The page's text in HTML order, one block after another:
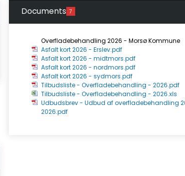
Documents 7
Overfladebehandling 2026 - Morsø Kommune
Asfalt kort 2026 - Erslev.pdf
Asfalt kort 2026 - midtmors.pdf
Asfalt kort 2026 - nordmors.pdf
Asfalt kort 2026 - sydmors.pdf
Tilbudsliste - Overfladebehandling - 2026.pdf
Tilbudsliste - Overfladebehandling - 2026.xls
Udbudsbrev - Udbud af overfladebehandling
2026.pdf